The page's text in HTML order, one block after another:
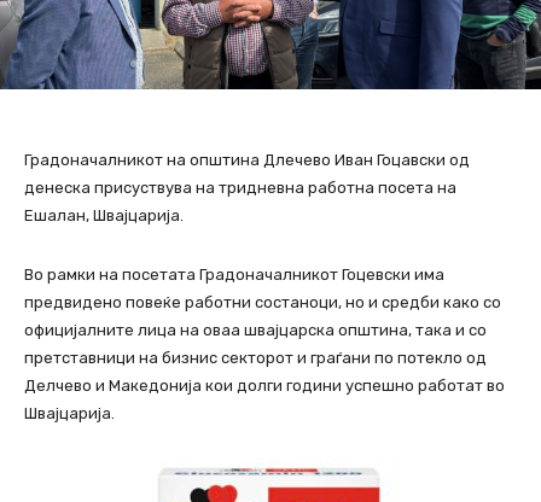
Градоначалникот на општина Длечево Иван Гоцавски од
денеска присуствува на тридневна работна посета на
Ешалан, Швајцарија.
Во рамки на посетата Градоначалникот Гоцевски има
предвидено повеќе работни состаноци, но и средби како со
официјалните лица на оваа швајцарска општина, така и со
претставници на бизнис секторот и граѓани по потекло од
Делчево и Македонија кои долги години успешно работат во
Швајцарија.